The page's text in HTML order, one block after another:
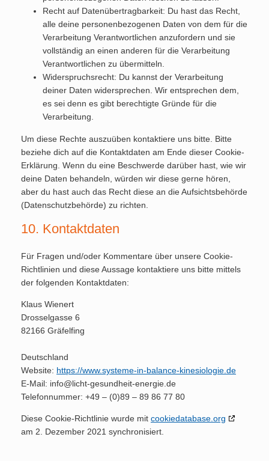
Recht auf Datenübertragbarkeit: Du hast das Recht,
alle deine personenbezogenen Daten von dem für die
Verarbeitung Verantwortlichen anzufordern und sie
vollständig an einen anderen für die Verarbeitung
Verantwortlichen zu übermitteln.
Widerspruchsrecht: Du kannst der Verarbeitung
deiner Daten widersprechen. Wir entsprechen dem,
es sei denn es gibt berechtigte Gründe für die
Verarbeitung.
Um diese Rechte auszuüben kontaktiere uns bitte. Bitte
beziehe dich auf die Kontaktdaten am Ende dieser Cookie-
Erklärung. Wenn du eine Beschwerde darüber hast, wie wir
deine Daten behandeln, würden wir diese gerne hören,
aber du hast auch das Recht diese an die Aufsichtsbehörde
(Datenschutzbehörde) zu richten.
10. Kontaktdaten
Für Fragen und/oder Kommentare über unsere Cookie-
Richtlinien und diese Aussage kontaktiere uns bitte mittels
der folgenden Kontaktdaten:
Klaus Wienert
Drosselgasse 6
82166 Gräfelfing
Deutschland
Website: https://www.systeme-in-balance-kinesiologie.de
E-Mail: info@licht-gesundheit-energie.de
Telefonnummer: +49 – (0)89 – 89 86 77 80
Diese Cookie-Richtlinie wurde mit cookiedatabase.org
am 2. Dezember 2021 synchronisiert.